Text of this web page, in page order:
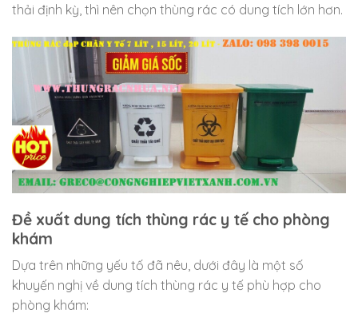
thải định kỳ, thì nên chọn thùng rác có dung tích lớn hơn.
Đề xuất dung tích thùng rác y tế cho phòng
khám
Dựa trên những yếu tố đã nêu, dưới đây là một số
khuyến nghị về dung tích thùng rác y tế phù hợp cho
phòng khám: